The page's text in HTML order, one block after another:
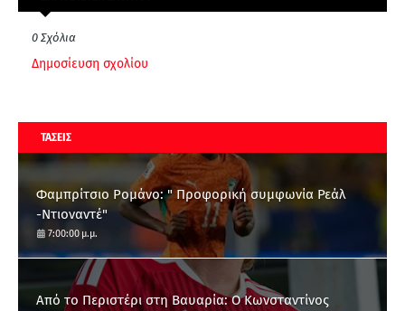
0 Σχόλια
Δημοσίευση σχολίου
ΤΑΣΕΙΣ
Φαμπρίτσιο Ρομάνο: " Προφορική συμφωνία Ρεάλ
-Ντιοναντέ"
7:00:00 μ.μ.
Από το Περιστέρι στη Βαυαρία: O Κωνσταντίνος